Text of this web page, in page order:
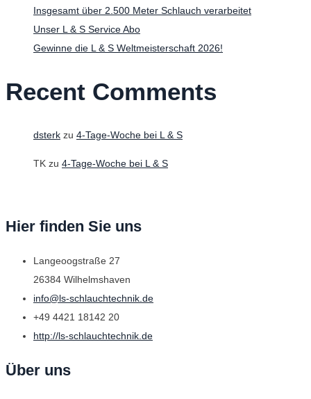
Insgesamt über 2.500 Meter Schlauch verarbeitet
Unser L & S Service Abo
Gewinne die L & S Weltmeisterschaft 2026!
Recent Comments
dsterk zu 4-Tage-Woche bei L & S
TK zu 4-Tage-Woche bei L & S
Hier finden Sie uns
Langeoogstraße 27
26384 Wilhelmshaven
info@ls-schlauchtechnik.de
+49 4421 18142 20
http://ls-schlauchtechnik.de
Über uns